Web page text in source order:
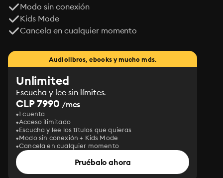
Modo sin conexión
Kids Mode
Cancela en cualquier momento
Audiolibros, ebooks y mucho más.
Unlimited
Escucha y lee sin límites.
CLP 7990 /mes
1 cuenta
Acceso ilimitado
Escucha y lee los títulos que quieras
Modo sin conexión + Kids Mode
Cancela en cualquier momento
Pruébalo ahora